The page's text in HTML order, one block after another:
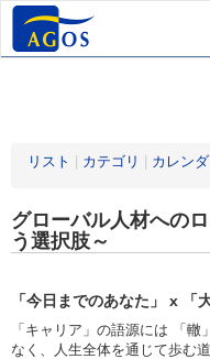
リスト カテゴリ カレン
グローバル人材への
う選択肢～
「今日までのあなた」 x 「
「キャリア」の語源には 「
なく、人生全体を通じて歩む